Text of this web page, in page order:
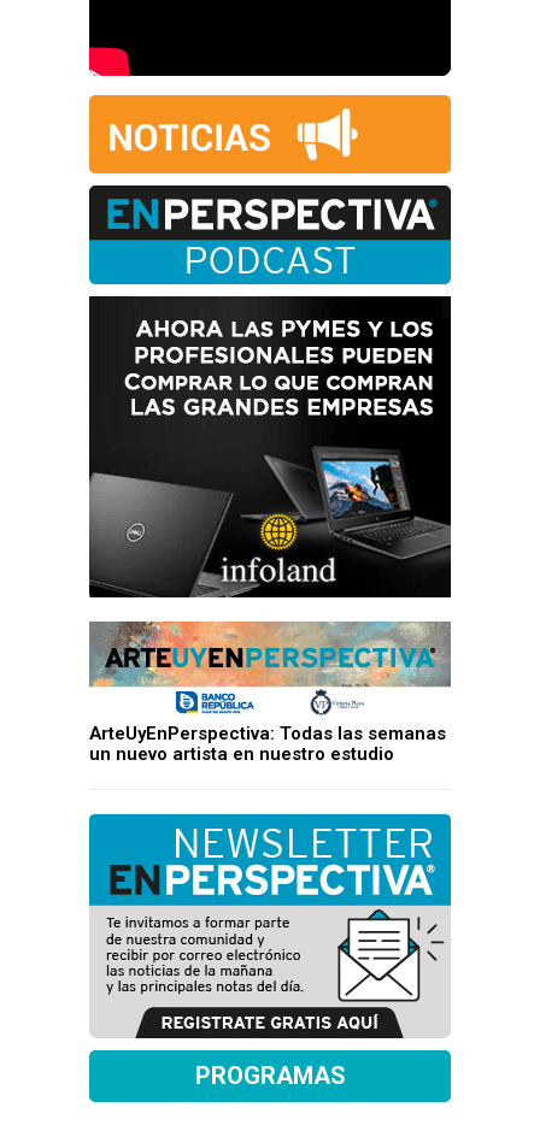
ArteUyEnPerspectiva: Todas las semanas
un nuevo artista en nuestro estudio
PROGRAMAS